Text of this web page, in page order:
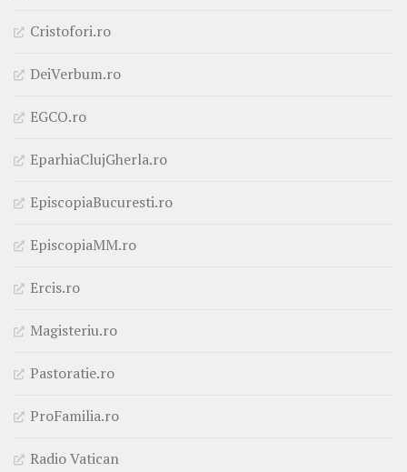
Cristofori.ro
DeiVerbum.ro
EGCO.ro
EparhiaClujGherla.ro
EpiscopiaBucuresti.ro
EpiscopiaMM.ro
Ercis.ro
Magisteriu.ro
Pastoratie.ro
ProFamilia.ro
Radio Vatican